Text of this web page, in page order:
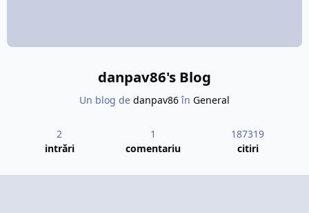
Ce consideram a fi plat, s-a transformat într-o dublă combinație.
are aspectul unui zigzag. Partea bună, este că intervalul deplasării,
rămâne același.
danpav86's Blog
Un blog de danpav86în General
2
intrări
1
comentariu
187319
citiri